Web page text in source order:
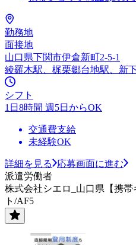
勤務地
面接地
山口県下関市伊倉新町2-5-1
綾羅木駅、梶栗郷台地駅、新
シフト
1日8時間 週5日からOK
交通費支給
未経験OK
詳細を見る
応募画面に進む
派遣労働者
株式会社シエロ_山口県【携
ト/AF5